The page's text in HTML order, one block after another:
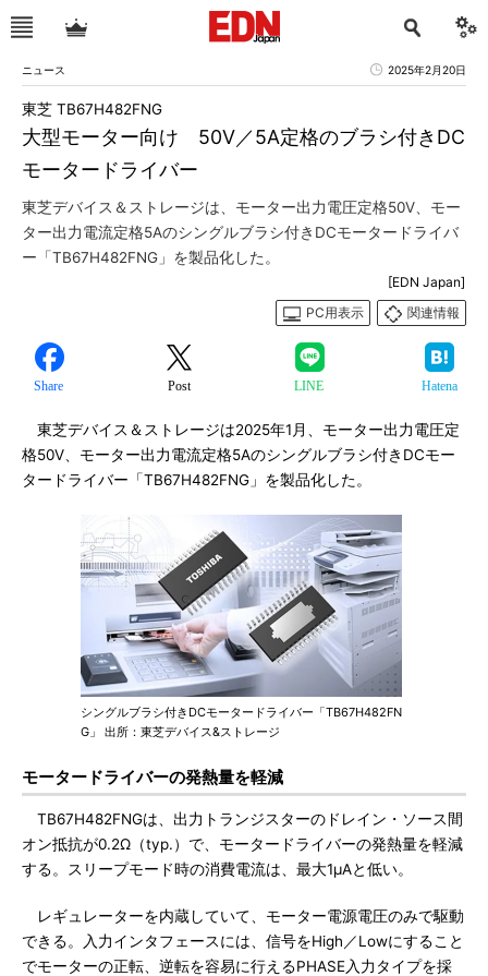
ニュース 2025年2月20日
大型モーター向け 50V／5A定格のブラシ付きDC
モータードライバー
東芝 TB67H482FNG
東芝デバイス＆ストレージは、モーター出力電圧定格50V、モー
ター出力電流定格5Aのシングルブラシ付きDCモータードライバ
ー「TB67H482FNG」を製品化した。
[EDN Japan]
PC用表示
関連情報
Share Post LINE Hatena
東芝デバイス＆ストレージは2025年1月、モーター出力電圧定
格50V、モーター出力電流定格5Aのシングルブラシ付きDCモー
タードライバー「TB67H482FNG」を製品化した。
シングルブラシ付きDCモータードライバー「TB67H482FN
G」 出所：東芝デバイス&ストレージ
モータードライバーの発熱量を軽減
TB67H482FNGは、出力トランジスターのドレイン・ソース間
オン抵抗が0.2Ω（typ.）で、モータードライバーの発熱量を軽減
する。スリープモード時の消費電流は、最大1μAと低い。
レギュレーターを内蔵していて、モーター電源電圧のみで駆動
できる。入力インタフェースには、信号をHigh／Lowにすること
でモーターの正転、逆転を容易に行えるPHASE入力タイプを採